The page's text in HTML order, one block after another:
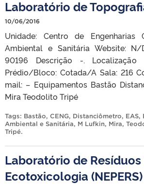
Laboratório de
10/06/2016
Unidade: Centro de Engenharias
Ambiental e Sanitária Website: N/
90196 Descrição -.
Prédio/Bloco: Cotada/A Sala: 216
mail: – Equipamentos Bastão
Mira Teodolito Tripé
Tags: Bastão, CENG, Distanciômetro, EAS,
Ambiental e Sanitária, M Lufkin, Mira,
Tripé.
Laboratório de Resíduos
Ecotoxicologia (NEPERS)